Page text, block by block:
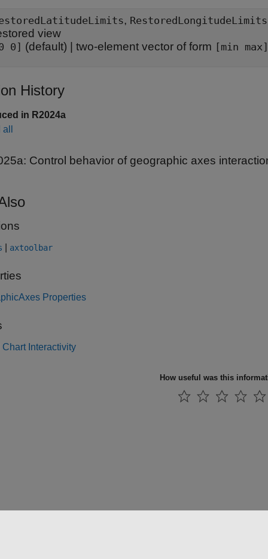
, RestoredLongitudeLimits
view
0] (default) | two-element vector of form [min max]
History
in R2024a
Control behavior of geographic axes
axtoolbar
Properties
Chart Interactivity
How useful was this